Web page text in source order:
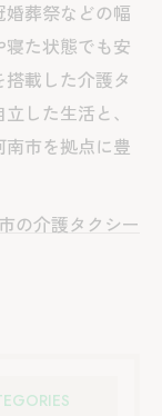
葬祭などの幅
た状態でも安
載した介護タ
した生活と、
市を拠点に豊
の介護タクシー